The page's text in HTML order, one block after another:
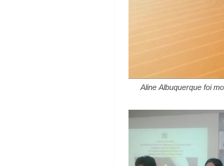
Aline Albuquerque foi